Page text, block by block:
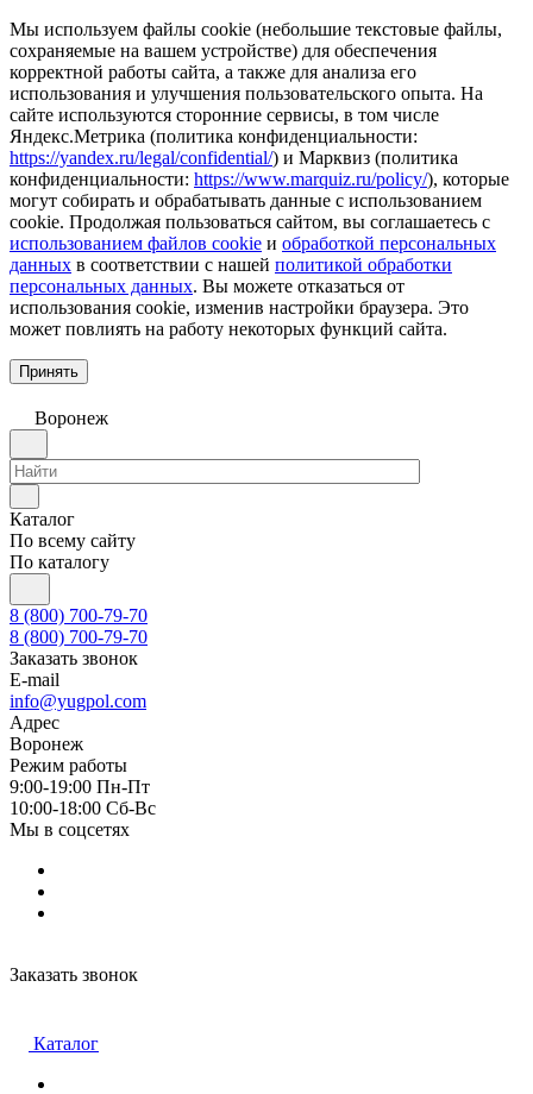
Мы используем файлы cookie (небольшие текстовые файлы,
сохраняемые на вашем устройстве) для обеспечения
корректной работы сайта, а также для анализа его
использования и улучшения пользовательского опыта. На
сайте используются сторонние сервисы, в том числе
Яндекс.Метрика (политика конфиденциальности:
https://yandex.ru/legal/confidential/) и Марквиз (политика
конфиденциальности: https://www.marquiz.ru/policy/), которые
могут собирать и обрабатывать данные с использованием
cookie. Продолжая пользоваться сайтом, вы соглашаетесь с
использованием файлов cookie и обработкой персональных
данных в соответствии с нашей политикой обработки
персональных данных. Вы можете отказаться от
использования cookie, изменив настройки браузера. Это
может повлиять на работу некоторых функций сайта.
Принять
Воронеж
Каталог
По всему сайту
По каталогу
8 (800) 700-79-70
8 (800) 700-79-70
Заказать звонок
E-mail
info@yugpol.com
Адрес
Воронеж
Режим работы
9:00-19:00 Пн-Пт
10:00-18:00 Cб-Вс
Мы в соцсетях
Заказать звонок
Каталог